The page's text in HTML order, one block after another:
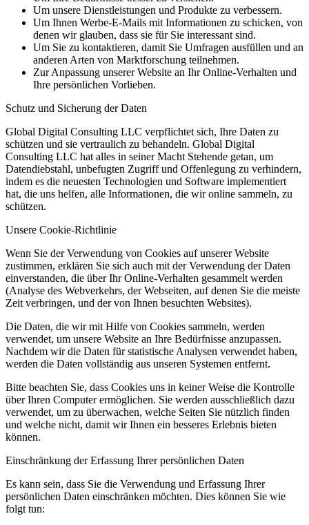
Um unsere Dienstleistungen und Produkte zu verbessern.
Um Ihnen Werbe-E-Mails mit Informationen zu schicken, von
denen wir glauben, dass sie für Sie interessant sind.
Um Sie zu kontaktieren, damit Sie Umfragen ausfüllen und an
anderen Arten von Marktforschung teilnehmen.
Zur Anpassung unserer Website an Ihr Online-Verhalten und
Ihre persönlichen Vorlieben.
Schutz und Sicherung der Daten
Global Digital Consulting LLC verpflichtet sich, Ihre Daten zu
schützen und sie vertraulich zu behandeln. Global Digital
Consulting LLC hat alles in seiner Macht Stehende getan, um
Datendiebstahl, unbefugten Zugriff und Offenlegung zu verhindern,
indem es die neuesten Technologien und Software implementiert
hat, die uns helfen, alle Informationen, die wir online sammeln, zu
schützen.
Unsere Cookie-Richtlinie
Wenn Sie der Verwendung von Cookies auf unserer Website
zustimmen, erklären Sie sich auch mit der Verwendung der Daten
einverstanden, die über Ihr Online-Verhalten gesammelt werden
(Analyse des Webverkehrs, der Webseiten, auf denen Sie die meiste
Zeit verbringen, und der von Ihnen besuchten Websites).
Die Daten, die wir mit Hilfe von Cookies sammeln, werden
verwendet, um unsere Website an Ihre Bedürfnisse anzupassen.
Nachdem wir die Daten für statistische Analysen verwendet haben,
werden die Daten vollständig aus unseren Systemen entfernt.
Bitte beachten Sie, dass Cookies uns in keiner Weise die Kontrolle
über Ihren Computer ermöglichen. Sie werden ausschließlich dazu
verwendet, um zu überwachen, welche Seiten Sie nützlich finden
und welche nicht, damit wir Ihnen ein besseres Erlebnis bieten
können.
Einschränkung der Erfassung Ihrer persönlichen Daten
Es kann sein, dass Sie die Verwendung und Erfassung Ihrer
persönlichen Daten einschränken möchten. Dies können Sie wie
folgt tun: